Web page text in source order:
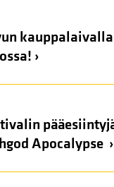
kauppalaivalla
›
Apocalypse ›